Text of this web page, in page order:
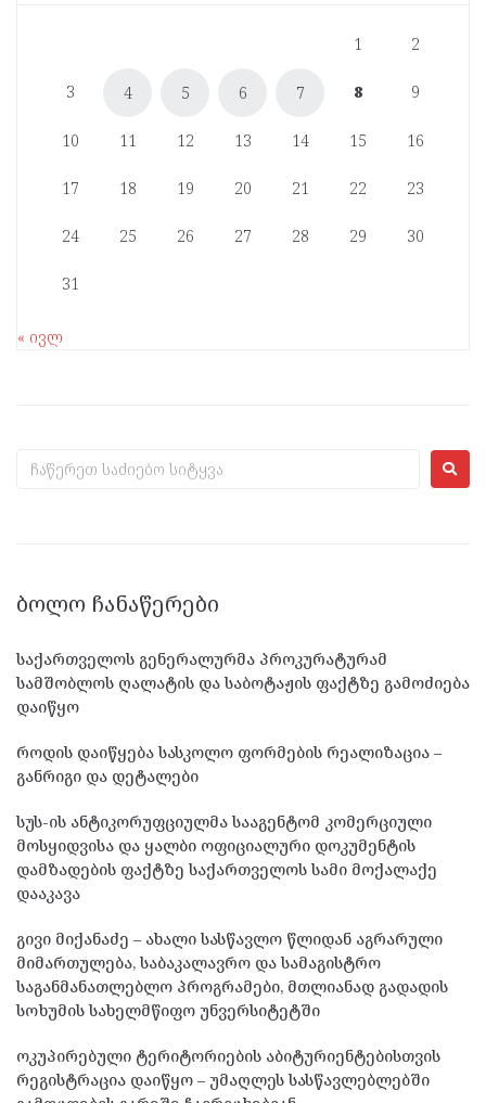
1 2
3 4 5 6 7 8 9
10 11 12 13 14 15 16
17 18 19 20 21 22 23
24 25 26 27 28 29 30
31
« ივლ
ᲑᲝᲚᲝ ᲩᲐᲜᲐᲬᲔᲠᲔᲑᲘ
საქართველოს გენერალურმა პროკურატურამ
სამშობლოს ღალატის და საბოტაჟის ფაქტზე გამოძიება
დაიწყო
როდის დაიწყება სასკოლო ფორმების რეალიზაცია –
განრიგი და დეტალები
სუს-ის ანტიკორუფციულმა სააგენტომ კომერციული
მოსყიდვისა და ყალბი ოფიციალური დოკუმენტის
დამზადების ფაქტზე საქართველოს სამი მოქალაქე
დააკავა
გივი მიქანაძე – ახალი სასწავლო წლიდან აგრარული
მიმართულება, საბაკალავრო და სამაგისტრო
საგანმანათლებლო პროგრამები, მთლიანად გადადის
სოხუმის სახელმწიფო უნვერსიტეტში
ოკუპირებული ტერიტორიების აბიტურიენტებისთვის
რეგისტრაცია დაიწყო – უმაღლეს სასწავლებლებში